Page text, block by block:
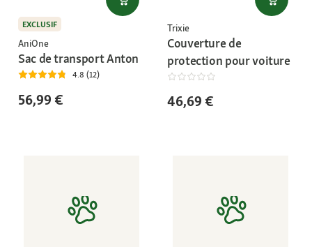
EXCLUSIF
AniOne
Sac de transport Anton
4.8 (12)
56,99 €
Trixie
Couverture de
protection pour voiture
46,69 €